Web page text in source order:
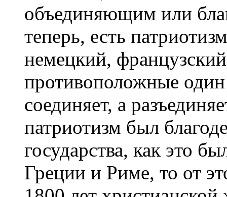
объединяющим или
теперь, есть
немецкий,
противоположные
соединяет, а
патриотизм был
государства, как это
Греции и Риме, то от